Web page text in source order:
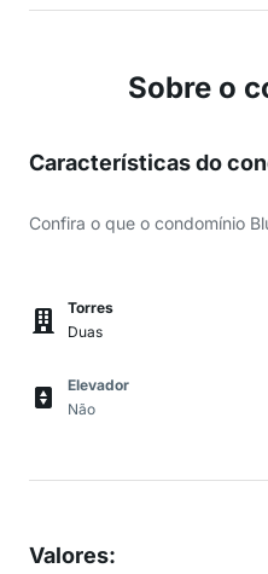
Sobre o
Características do
Confira o que o condomínio
Torres
Duas
Elevador
Não
Valores: